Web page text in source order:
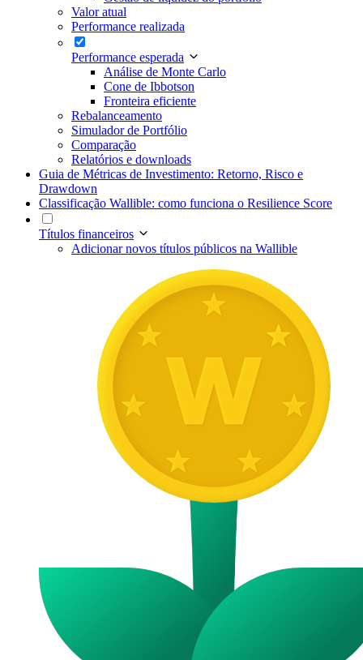
Valor atual
Performance realizada
Performance esperada
Análise de Monte Carlo
Cone de Ibbotson
Fronteira eficiente
Rebalanceamento
Simulador de Portfólio
Comparação
Relatórios e downloads
Guia de Métricas de Investimento: Retorno, Risco e
Drawdown
Classificação Wallible: como funciona o Resilience Score
Títulos financeiros
Adicionar novos títulos públicos na Wallible